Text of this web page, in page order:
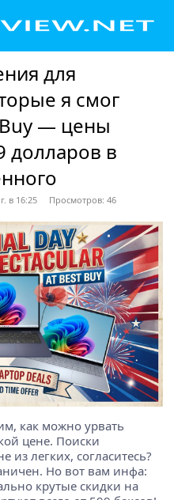
для
я смог
— цены
долларов в
в 16:25 Просмотров: 46
как можно урвать
цене. Поиски
из легких, согласитесь?
Но вот вам инфа:
крутые скидки на